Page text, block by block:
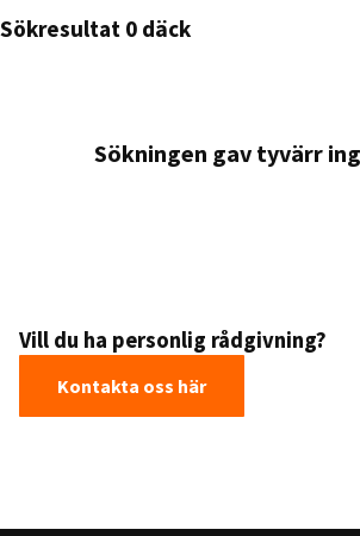
Sökresultat 0 däck
Sökningen gav tyvärr
Vill du ha personlig rådgivning?
Kontakta oss här